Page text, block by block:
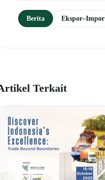
Berita Ekspor–Impor
Terkait